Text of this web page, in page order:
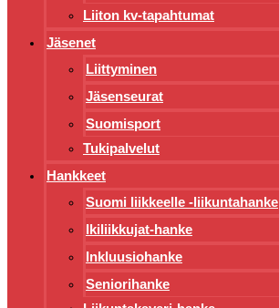
Liiton kv-tapahtumat
Jäsenet
Liittyminen
Jäsenseurat
Suomisport
Tukipalvelut
Hankkeet
Suomi liikkeelle -liikuntahanke
Ikiliikkujat-hanke
Inkluusiohanke
Seniorihanke